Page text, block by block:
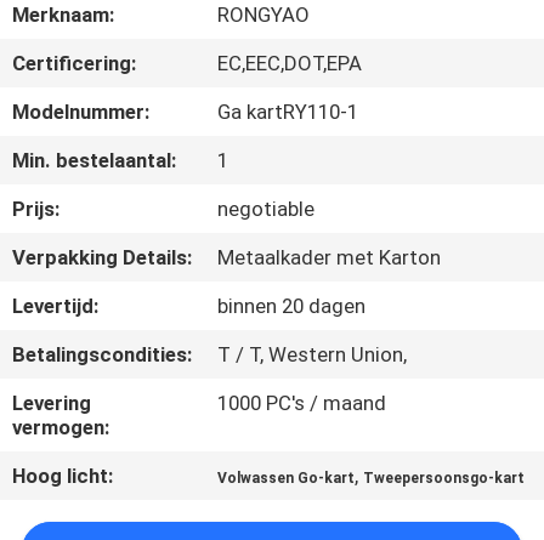
KWALITEITSCONTROLE
CONTACTEER
ONS
VERZOEK
OM
CITAAT
SITEMAP
PRIVACYBELEID
Merknaam:
RONGYAO
Certificering:
EC,EEC,DOT,EPA
Modelnummer:
Ga kartRY110-1
Min. bestelaantal:
1
Prijs:
negotiable
Verpakking Details:
Metaalkader met Karton
Levertijd:
binnen 20 dagen
Betalingscondities:
T / T, Western Union,
Levering
vermogen:
1000 PC's / maand
Hoog licht: Volwassen Go-kart, Tweepersoonsgo-kart